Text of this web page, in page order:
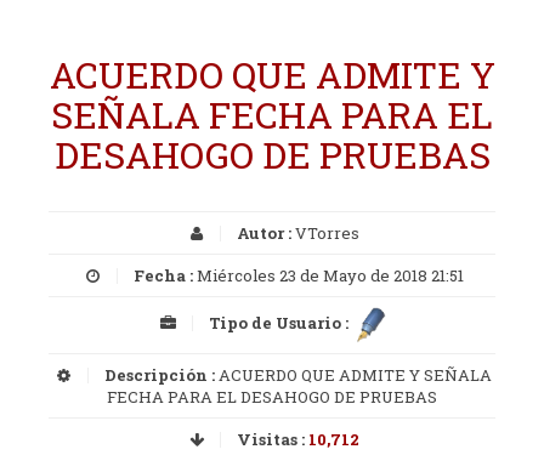
ACUERDO QUE ADMITE Y
SEÑALA FECHA PARA EL
DESAHOGO DE PRUEBAS
Autor :VTorres
Fecha :Miércoles 23 de Mayo de 2018 21:51
Tipo de Usuario :
Descripción :ACUERDO QUE ADMITE Y SEÑALA
FECHA PARA EL DESAHOGO DE PRUEBAS
Visitas : 10,712